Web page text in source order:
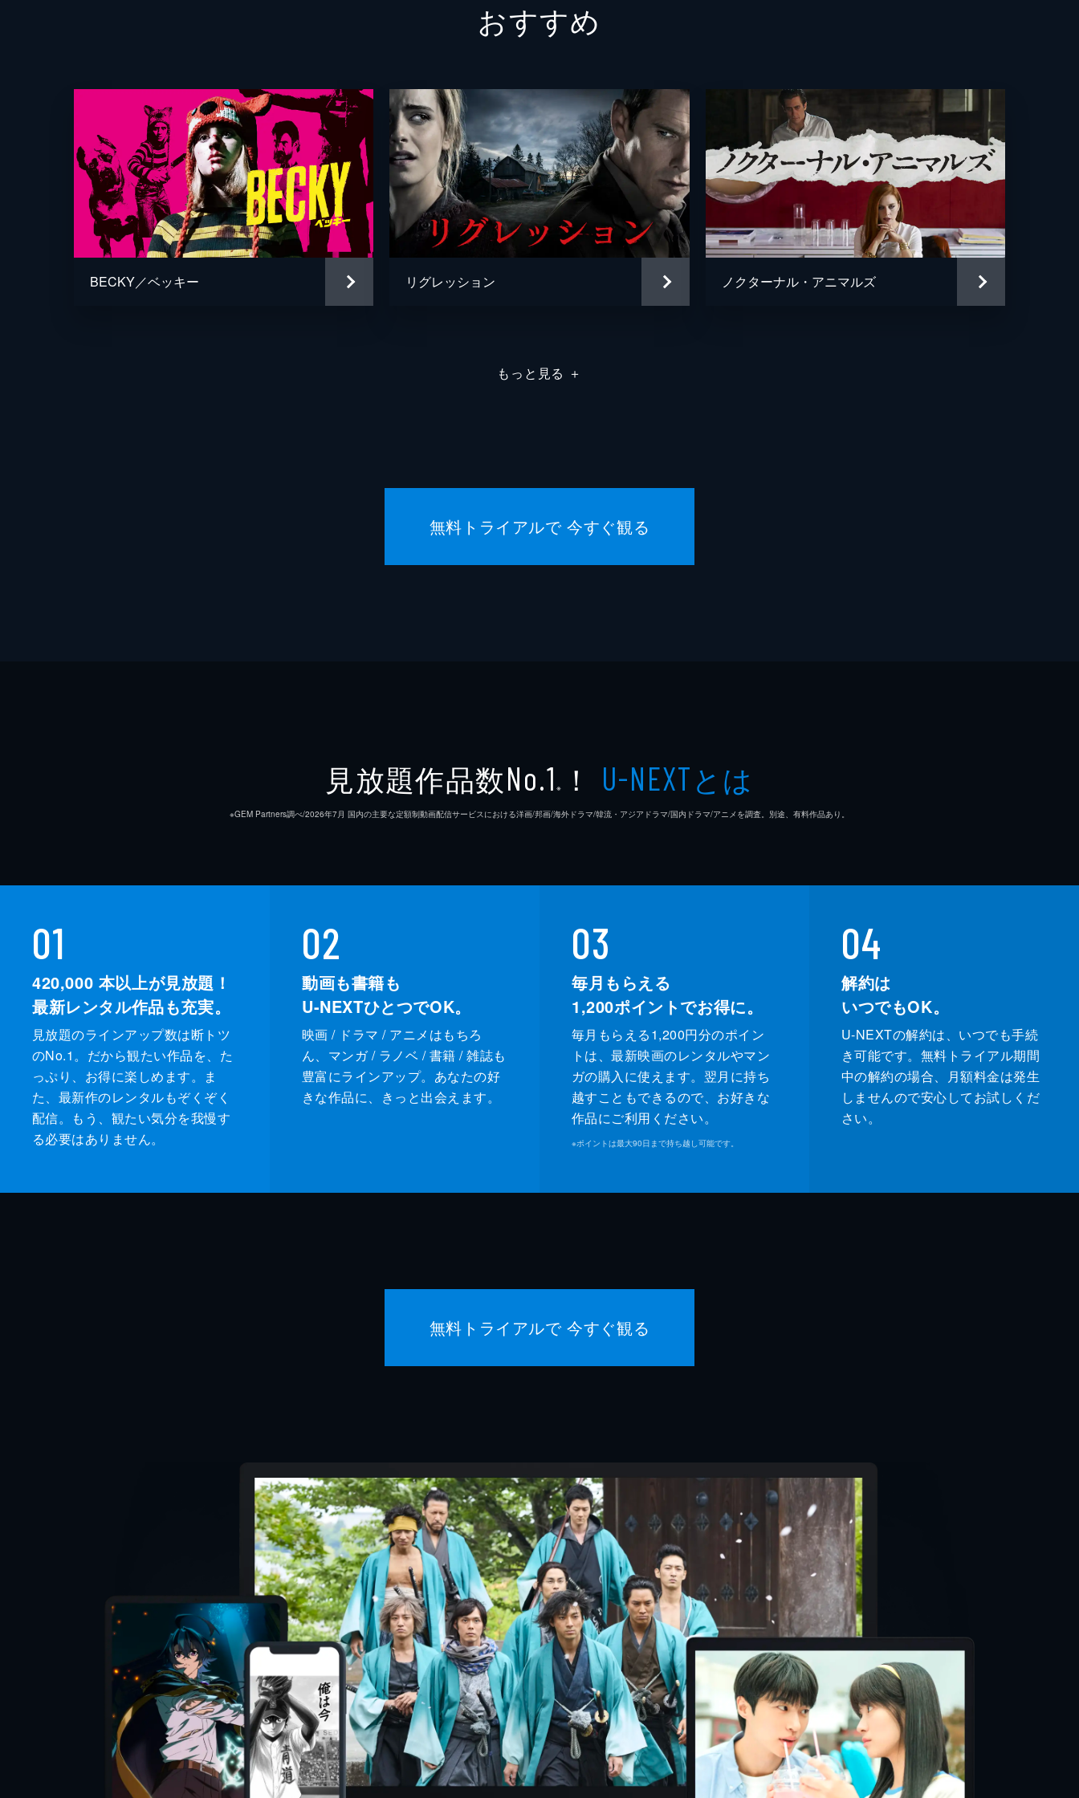
オラフ・オルシェフスキ
製作 パトリック・ヴェガ
おすすめ
BECKY／ベッキー リグレッション ノクターナル・アニマルズ
もっと見る ＋
無料トライアルで 今すぐ観る
見放題作品数No.1 ※ ！ U-NEXTとは
※GEM Partners調べ/2026年7⽉ 国内の主要な定額制動画配信サービスにおける洋画/邦画/海外ドラマ/韓流・アジアドラマ/国内ドラマ/アニメを調査。別途、有料作品あり。
01
420,000 本以上が見放題！
最新レンタル作品も充実。
見放題のラインアップ数は断トツ
のNo.1。だから観たい作品を、た
っぷり、お得に楽しめます。ま
た、最新作のレンタルもぞくぞく
配信。もう、観たい気分を我慢す
る必要はありません。
02
動画も書籍も
U-NEXTひとつでOK。
映画 / ドラマ / アニメはもちろ
ん、マンガ / ラノベ / 書籍 / 雑誌も
豊富にラインアップ。あなたの好
きな作品に、きっと出会えます。
03
毎月もらえる
1,200ポイントでお得に。
毎月もらえる1,200円分のポイン
トは、最新映画のレンタルやマン
ガの購入に使えます。翌月に持ち
越すこともできるので、お好きな
作品にご利用ください。
※ポイントは最大90日まで持ち越し可能です。
04
解約は
いつでもOK。
U-NEXTの解約は、いつでも手続
き可能です。無料トライアル期間
中の解約の場合、月額料金は発生
しませんので安心してお試しくだ
さい。
無料トライアルで 今すぐ観る